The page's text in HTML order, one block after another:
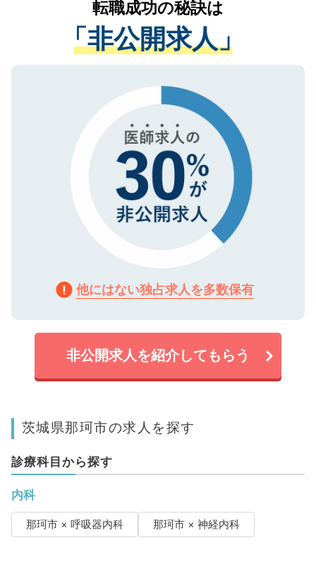
は、個人情報の取り扱いについての厳密な
管理基準を満たした事業者のみに付与され
る、プライバシーマークを取得済みです。
で、機密保持に関してもご安心ください。
経験をまじえながら、適切なアドバイスを
させていただきます。すぐにご転職をされ
ない方には、長期的なサポートが可能です
ので、まずはご登録ください。
転職成功の秘訣は
「非公開求人」
他にはない独占求人を多数保有
非公開求人を紹介してもらう
茨城県那珂市の求人を探す
診療科目から探す
内科
那珂市 × 呼吸器内科 那珂市 × 神経内科